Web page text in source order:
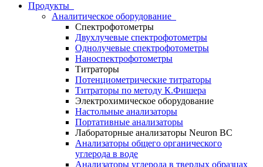
Продукты
Аналитическое оборудование
Спектрофотометры
Двухлучевые спектрофотометры
Однолучевые спектрофотометры
Наноспектрофотометры
Титраторы
Потенциометрические титраторы
Титраторы по методу К.Фишера
Электрохимическое оборудование
Настольные анализаторы
Портативные анализаторы
Лабораторные анализаторы Neuron BC
Анализаторы общего органического
углерода в воде
Анализаторы углерода в твердых образцах